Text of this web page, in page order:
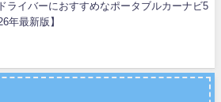
ライバーにおすすめなポータブルカーナビ5
年最新版】